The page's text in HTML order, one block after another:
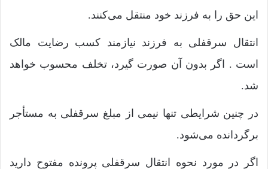
این حق را به فرزند خود منتقل می‌کنند.
انتقال سرقفلی به فرزند نیازمند کسب رضایت مالک
است . اگر بدون آن صورت گیرد، تخلف محسوب خواهد
شد.
در چنین شرایطی تنها نیمی از مبلغ سرقفلی به مستأجر
برگردانده می‌شود.
اگر در مورد نحوه انتقال سرقفلی پرونده مفتوح دارید